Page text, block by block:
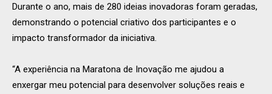
Durante o ano, mais de 280 ideias inovadoras foram geradas,
demonstrando o potencial criativo dos participantes e o
impacto transformador da iniciativa.
“A experiência na Maratona de Inovação me ajudou a
enxergar meu potencial para desenvolver soluções reais e